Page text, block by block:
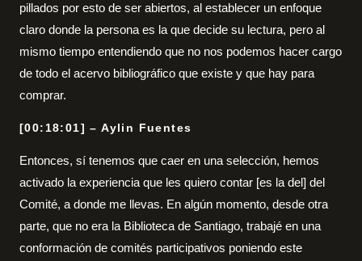
pillados por esto de ser abiertos, al establecer un enfoque
claro donde la persona es la que decide su lectura, pero al
mismo tiempo entendiendo que no nos podemos hacer cargo
de todo el acervo bibliográfico que existe y que hay para
comprar.
[00:18:01] – Aylin Fuentes
Entonces, sí tenemos que caer en una selección, hemos
activado la experiencia que les quiero contar [es la del] del
Comité, a donde me llevas. En algún momento, desde otra
parte, que no era la Biblioteca de Santiago, trabajé en una
conformación de comités participativos poniendo este